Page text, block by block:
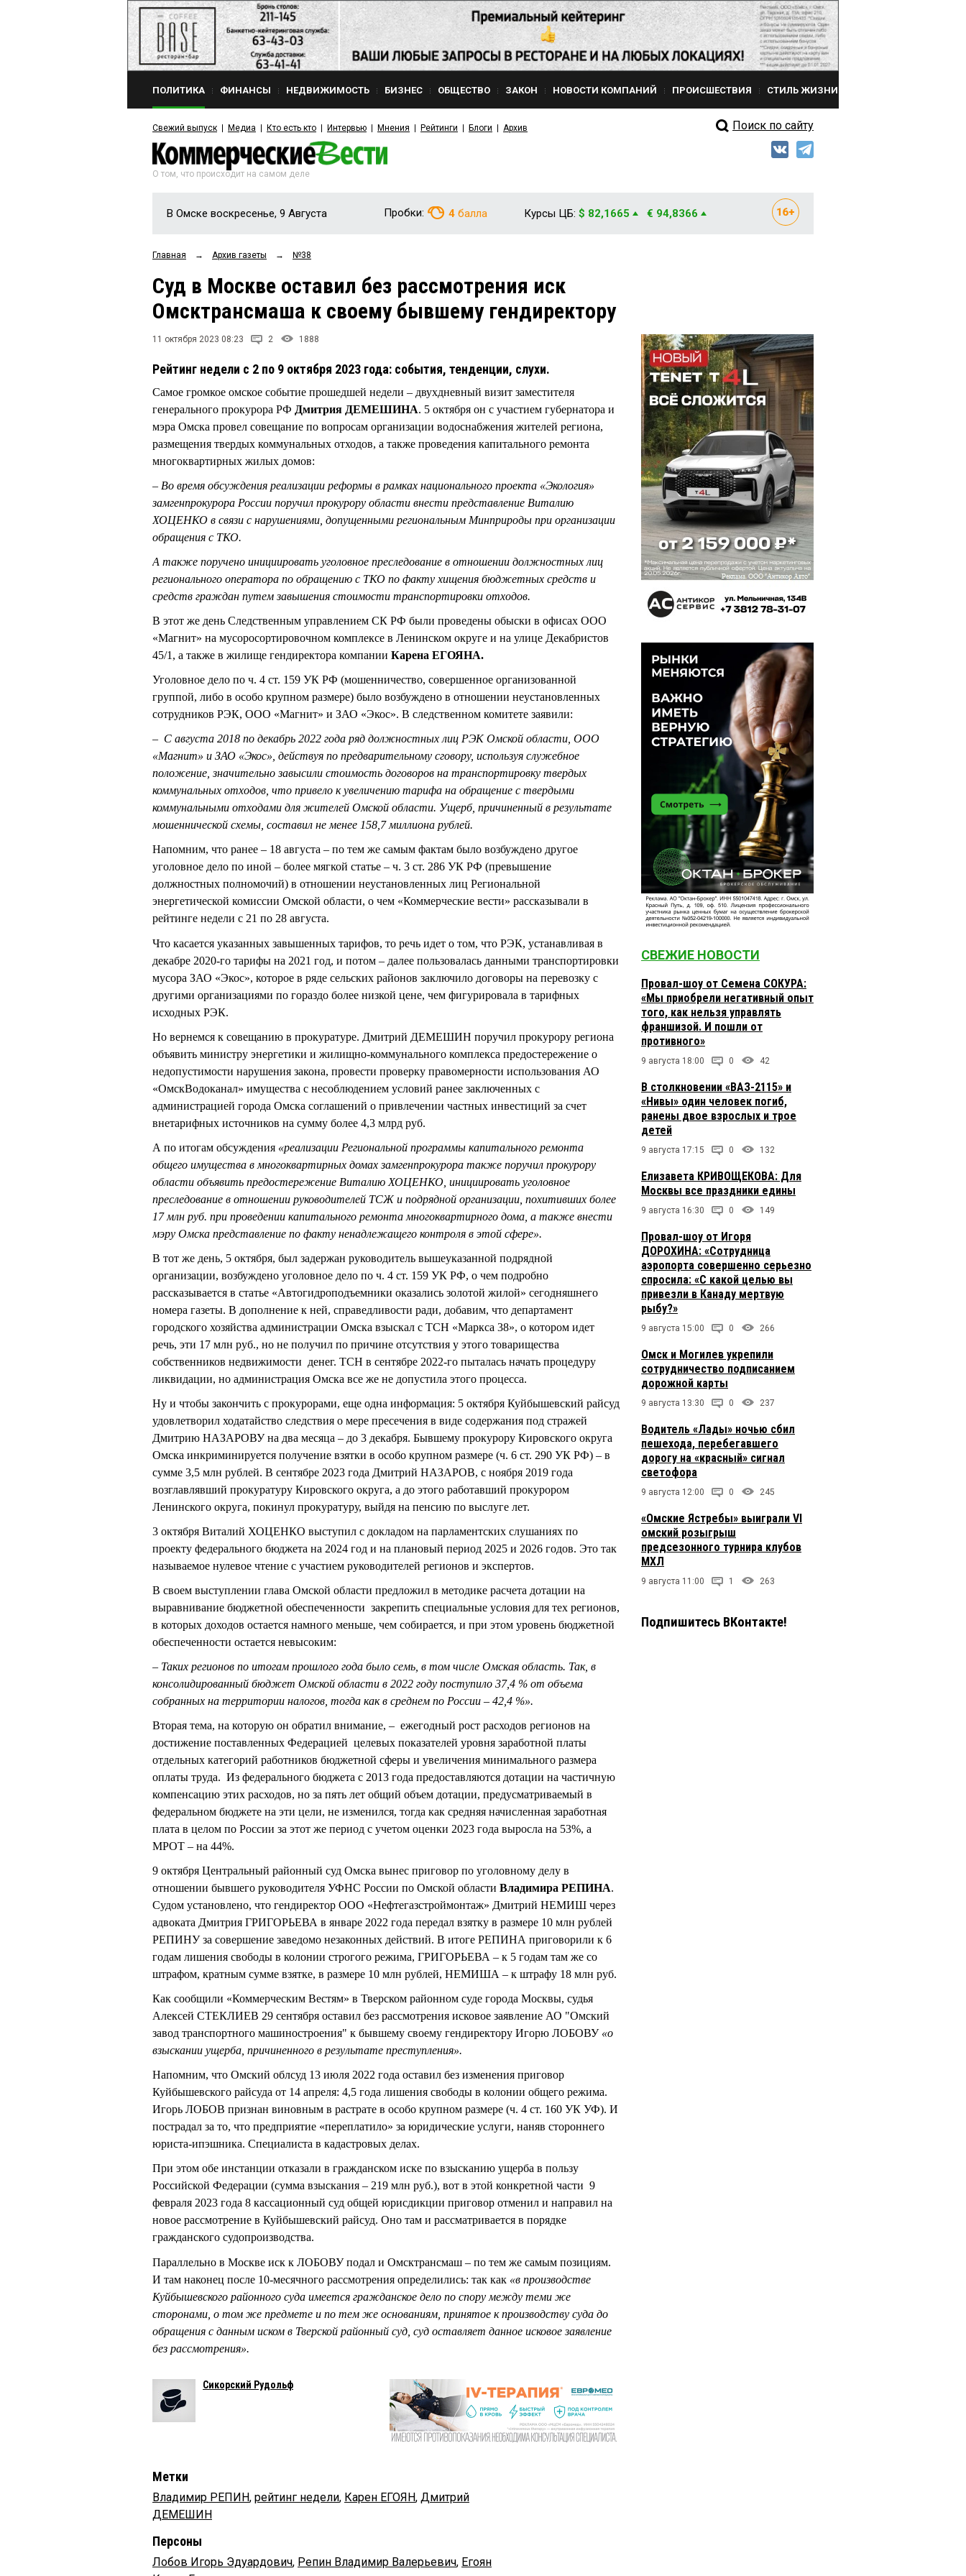
ПОЛИТИКА ФИНАНСЫ НЕДВИЖИМОСТЬ БИЗНЕС ОБЩЕСТВО ЗАКОН НОВОСТИ КОМПАНИЙ ПРОИСШЕСТВИЯ СТИЛЬ ЖИЗНИ
Свежий выпуск Медиа Кто есть кто Интервью Мнения Рейтинги Блоги Архив Поиск по сайту
О том, что происходит на самом деле
В Омске воскресенье, 9 Августа Пробки: 4 балла Курсы ЦБ: $ 82,1665 € 94,8366
Главная → Архив газеты → №38
Суд в Москве оставил без рассмотрения иск
Омсктрансмаша к своему бывшему гендиректору
11 октября 2023 08:23 2 1888
Рейтинг недели с 2 по 9 октября 2023 года: события, тенденции, слухи.
Самое громкое омское событие прошедшей недели – двухдневный визит заместителя
генерального прокурора РФ Дмитрия ДЕМЕШИНА. 5 октября он с участием губернатора и
мэра Омска провел совещание по вопросам организации водоснабжения жителей региона,
размещения твердых коммунальных отходов, а также проведения капитального ремонта
многоквартирных жилых домов:
– Во время обсуждения реализации реформы в рамках национального проекта «Экология»
замгенпрокурора России поручил прокурору области внести представление Виталию
ХОЦЕНКО в связи с нарушениями, допущенными региональным Минприроды при организации
обращения с ТКО.
А также поручено инициировать уголовное преследование в отношении должностных лиц
регионального оператора по обращению с ТКО по факту хищения бюджетных средств и
средств граждан путем завышения стоимости транспортировки отходов.
В этот же день Следственным управлением СК РФ были проведены обыски в офисах ООО
«Магнит» на мусоросортировочном комплексе в Ленинском округе и на улице Декабристов
45/1, а также в жилище гендиректора компании Карена ЕГОЯНА.
Уголовное дело по ч. 4 ст. 159 УК РФ (мошенничество, совершенное организованной
группой, либо в особо крупном размере) было возбуждено в отношении неустановленных
сотрудников РЭК, ООО «Магнит» и ЗАО «Экос». В следственном комитете заявили:
– С августа 2018 по декабрь 2022 года ряд должностных лиц РЭК Омской области, ООО
«Магнит» и ЗАО «Экос», действуя по предварительному сговору, используя служебное
положение, значительно завысили стоимость договоров на транспортировку твердых
коммунальных отходов, что привело к увеличению тарифа на обращение с твердыми
коммунальными отходами для жителей Омской области. Ущерб, причиненный в результате
мошеннической схемы, составил не менее 158,7 миллиона рублей.
Напомним, что ранее – 18 августа – по тем же самым фактам было возбуждено другое
уголовное дело по иной – более мягкой статье – ч. 3 ст. 286 УК РФ (превышение
должностных полномочий) в отношении неустановленных лиц Региональной
энергетической комиссии Омской области, о чем «Коммерческие вести» рассказывали в
рейтинге недели с 21 по 28 августа.
Что касается указанных завышенных тарифов, то речь идет о том, что РЭК, устанавливая в
декабре 2020-го тарифы на 2021 год, и потом – далее пользовалась данными транспортировки
мусора ЗАО «Экос», которое в ряде сельских районов заключило договоры на перевозку с
другими организациями по гораздо более низкой цене, чем фигурировала в тарифных
исходных РЭК.
Но вернемся к совещанию в прокуратуре. Дмитрий ДЕМЕШИН поручил прокурору региона
объявить министру энергетики и жилищно-коммунального комплекса предостережение о
недопустимости нарушения закона, провести проверку правомерности использования АО
«ОмскВодоканал» имущества с несоблюдением условий ранее заключенных с
администрацией города Омска соглашений о привлечении частных инвестиций за счет
внетарифных источников на сумму более 4,3 млрд руб.
А по итогам обсуждения «реализации Региональной программы капитального ремонта
общего имущества в многоквартирных домах замгенпрокурора также поручил прокурору
области объявить предостережение Виталию ХОЦЕНКО, инициировать уголовное
преследование в отношении руководителей ТСЖ и подрядной организации, похитивших более
17 млн руб. при проведении капитального ремонта многоквартирного дома, а также внести
мэру Омска представление по факту ненадлежащего контроля в этой сфере».
В тот же день, 5 октября, был задержан руководитель вышеуказанной подрядной
организации, возбуждено уголовное дело по ч. 4 ст. 159 УК РФ, о чем подробно
рассказывается в статье «Автогидроподъемники оказались золотой жилой» сегодняшнего
номера газеты. В дополнение к ней, справедливости ради, добавим, что департамент
городского хозяйства администрации Омска взыскал с ТСН «Маркса 38», о котором идет
речь, эти 17 млн руб., но не получил по причине отсутствия у этого товарищества
собственников недвижимости денег. ТСН в сентябре 2022-го пыталась начать процедуру
ликвидации, но администрация Омска все же не допустила этого процесса.
Ну и чтобы закончить с прокурорами, еще одна информация: 5 октября Куйбышевский райсуд
удовлетворил ходатайство следствия о мере пресечения в виде содержания под стражей
Дмитрию НАЗАРОВУ на два месяца – до 3 декабря. Бывшему прокурору Кировского округа
Омска инкриминируется получение взятки в особо крупном размере (ч. 6 ст. 290 УК РФ) – в
сумме 3,5 млн рублей. В сентябре 2023 года Дмитрий НАЗАРОВ, с ноября 2019 года
возглавлявший прокуратуру Кировского округа, а до этого работавший прокурором
Ленинского округа, покинул прокуратуру, выйдя на пенсию по выслуге лет.
3 октября Виталий ХОЦЕНКО выступил с докладом на парламентских слушаниях по
проекту федерального бюджета на 2024 год и на плановый период 2025 и 2026 годов. Это так
называемое нулевое чтение с участием руководителей регионов и экспертов.
В своем выступлении глава Омской области предложил в методике расчета дотации на
выравнивание бюджетной обеспеченности закрепить специальные условия для тех регионов,
в которых доходов остается намного меньше, чем собирается, и при этом уровень бюджетной
обеспеченности остается невысоким:
– Таких регионов по итогам прошлого года было семь, в том числе Омская область. Так, в
консолидированный бюджет Омской области в 2022 году поступило 37,4 % от объема
собранных на территории налогов, тогда как в среднем по России – 42,4 %».
Вторая тема, на которую он обратил внимание, – ежегодный рост расходов регионов на
достижение поставленных Федерацией целевых показателей уровня заработной платы
отдельных категорий работников бюджетной сферы и увеличения минимального размера
оплаты труда. Из федерального бюджета с 2013 года предоставляются дотации на частичную
компенсацию этих расходов, но за пять лет общий объем дотации, предусматриваемый в
федеральном бюджете на эти цели, не изменился, тогда как средняя начисленная заработная
плата в целом по России за этот же период с учетом оценки 2023 года выросла на 53%, а
МРОТ – на 44%.
9 октября Центральный районный суд Омска вынес приговор по уголовному делу в
отношении бывшего руководителя УФНС России по Омской области Владимира РЕПИНА.
Судом установлено, что гендиректор ООО «Нефтегазстроймонтаж» Дмитрий НЕМИШ через
адвоката Дмитрия ГРИГОРЬЕВА в январе 2022 года передал взятку в размере 10 млн рублей
РЕПИНУ за совершение заведомо незаконных действий. В итоге РЕПИНА приговорили к 6
годам лишения свободы в колонии строгого режима, ГРИГОРЬЕВА – к 5 годам там же со
штрафом, кратным сумме взятке, в размере 10 млн рублей, НЕМИША – к штрафу 18 млн руб.
Как сообщили «Коммерческим Вестям» в Тверском районном суде города Москвы, судья
Алексей СТЕКЛИЕВ 29 сентября оставил без рассмотрения исковое заявление АО "Омский
завод транспортного машиностроения" к бывшему своему гендиректору Игорю ЛОБОВУ «о
взыскании ущерба, причиненного в результате преступления».
Напомним, что Омский облсуд 13 июля 2022 года оставил без изменения приговор
Куйбышевского райсуда от 14 апреля: 4,5 года лишения свободы в колонии общего режима.
Игорь ЛОБОВ признан виновным в растрате в особо крупном размере (ч. 4 ст. 160 УК УФ). И
пострадал за то, что предприятие «переплатило» за юридические услуги, наняв стороннего
юриста-ипэшника. Специалиста в кадастровых делах.
При этом обе инстанции отказали в гражданском иске по взысканию ущерба в пользу
Российской Федерации (сумма взыскания – 219 млн руб.), вот в этой конкретной части 9
февраля 2023 года 8 кассационный суд общей юрисдикции приговор отменил и направил на
новое рассмотрение в Куйбышевский райсуд. Оно там и рассматривается в порядке
гражданского судопроизводства.
Параллельно в Москве иск к ЛОБОВУ подал и Омсктрансмаш – по тем же самым позициям.
И там наконец после 10-месячного рассмотрения определились: так как «в производстве
Куйбышевского районного суда имеется гражданское дело по спору между теми же
сторонами, о том же предмете и по тем же основаниям, принятое к производству суда до
обращения с данным иском в Тверской районный суд, суд оставляет данное исковое заявление
без рассмотрения».
Сикорский Рудольф
Метки
Владимир РЕПИН, рейтинг недели, Карен ЕГОЯН, Дмитрий
ДЕМЕШИН
Персоны
Лобов Игорь Эдуардович, Репин Владимир Валерьевич, Егоян
СВЕЖИЕ НОВОСТИ
Провал-шоу от Семена СОКУРА:
«Мы приобрели негативный опыт
того, как нельзя управлять
франшизой. И пошли от
противного»
9 августа 18:00 0 42
В столкновении «ВАЗ-2115» и
«Нивы» один человек погиб,
ранены двое взрослых и трое
детей
9 августа 17:15 0 132
Елизавета КРИВОЩЕКОВА: Для
Москвы все праздники едины
9 августа 16:30 0 149
Провал-шоу от Игоря
ДОРОХИНА: «Сотрудница
аэропорта совершенно серьезно
спросила: «С какой целью вы
привезли в Канаду мертвую
рыбу?»
9 августа 15:00 0 266
Омск и Могилев укрепили
сотрудничество подписанием
дорожной карты
9 августа 13:30 0 237
Водитель «Лады» ночью сбил
пешехода, перебегавшего
дорогу на «красный» сигнал
светофора
9 августа 12:00 0 245
«Омские Ястребы» выиграли VI
омский розыгрыш
предсезонного турнира клубов
МХЛ
9 августа 11:00 1 263
Подпишитесь ВКонтакте!